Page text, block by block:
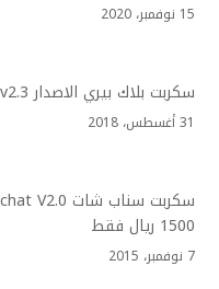
15 نوفمبر، 2020
سكربت بلاك بيري الاصدار v2.3
31 أغسطس، 2018
1500 ريال فقط
7 نوفمبر، 2015